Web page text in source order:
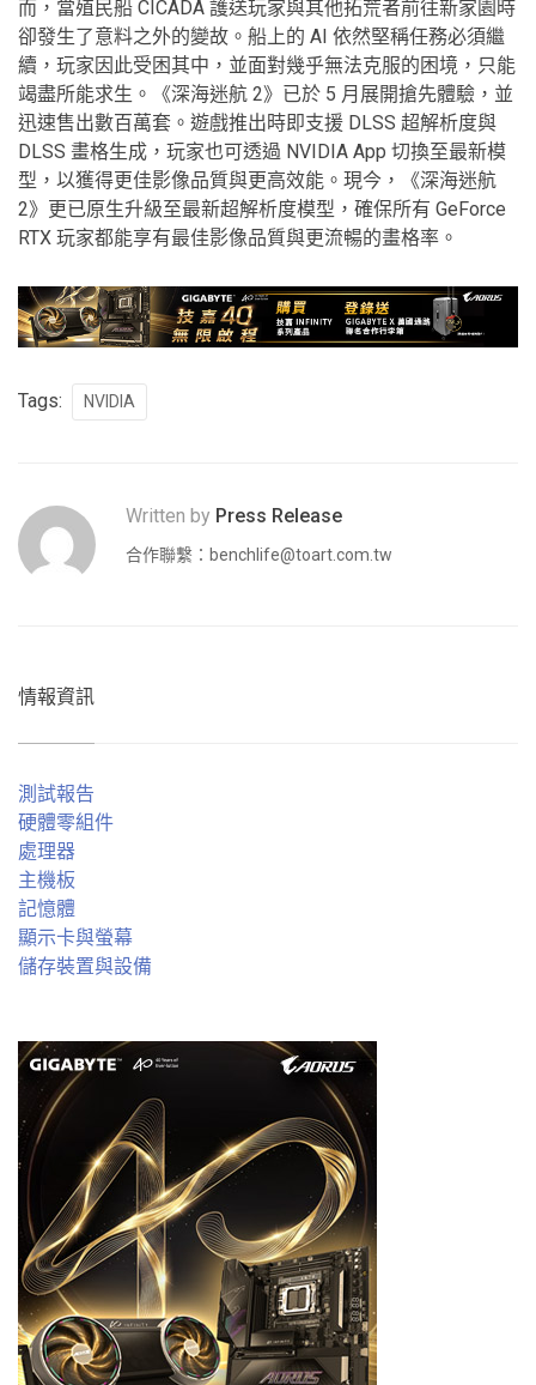
而，當殖民船 CICADA 護送玩家與其他拓荒者前往新家園時
卻發生了意料之外的變故。船上的 AI 依然堅稱任務必須繼
續，玩家因此受困其中，並面對幾乎無法克服的困境，只能
竭盡所能求生。《深海迷航 2》已於 5 月展開搶先體驗，並
迅速售出數百萬套。遊戲推出時即支援 DLSS 超解析度與
DLSS 畫格生成，玩家也可透過 NVIDIA App 切換至最新模
型，以獲得更佳影像品質與更高效能。現今，《深海迷航
2》更已原生升級至最新超解析度模型，確保所有 GeForce
RTX 玩家都能享有最佳影像品質與更流暢的畫格率。
Tags: NVIDIA
Written by Press Release
合作聯繫： benchlife@toart.com.tw
情報資訊
測試報告
硬體零組件
處理器
主機板
記憶體
顯示卡與螢幕
儲存裝置與設備